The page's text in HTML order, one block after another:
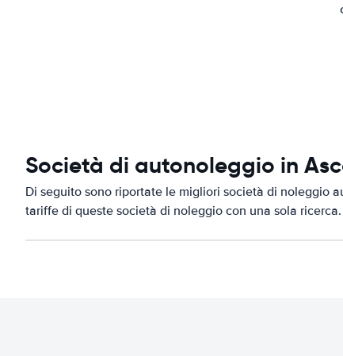
Società di autonoleggio in
Di seguito sono riportate le migliori società di noleggio
tariffe di queste società di noleggio con una sola ricerca.